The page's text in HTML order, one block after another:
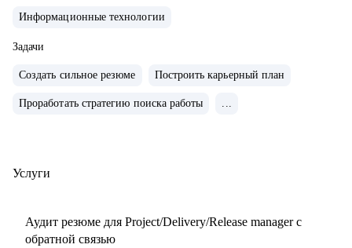
• 2022 — «Поколение Python: курс для начинающих»
• 2021 — Kanban System Design, Professional Scrum Master
• Аудит резюме для Project / Delivery / Release Manager
• Переход в управление из разработки / аналитики /
Кому могу помочь:
Информационные технологии
Задачи
Создать сильное резюме Построить карьерный план
Проработать стратегию поиска работы ...
Услуги
Аудит резюме для Project/Delivery/Release manager с
обратной связью